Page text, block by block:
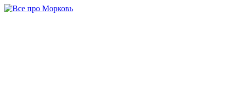
Перейти